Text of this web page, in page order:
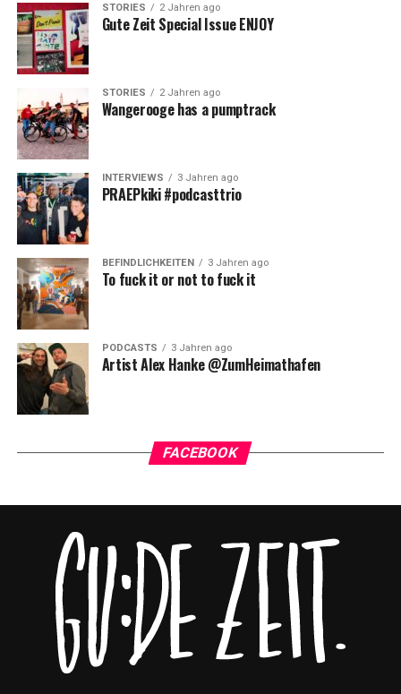
STORIES 2 Jahren ago
Gute Zeit Special Issue ENJOY
STORIES 2 Jahren ago
Wangerooge has a pumptrack
INTERVIEWS 3 Jahren ago
PRAEPkiki #podcasttrio
BEFINDLICHKEITEN 3 Jahren ago
To fuck it or not to fuck it
PODCASTS 3 Jahren ago
Artist Alex Hanke @ZumHeimathafen
FACEBOOK